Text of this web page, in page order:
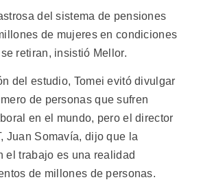
del sistema de pensiones
de mujeres en condiciones
retiran, insistió Mellor.
del estudio, Tomei evitó divulgar
de personas que sufren
en el mundo, pero el director
Juan Somavía, dijo que la
el trabajo es una realidad
de millones de personas.